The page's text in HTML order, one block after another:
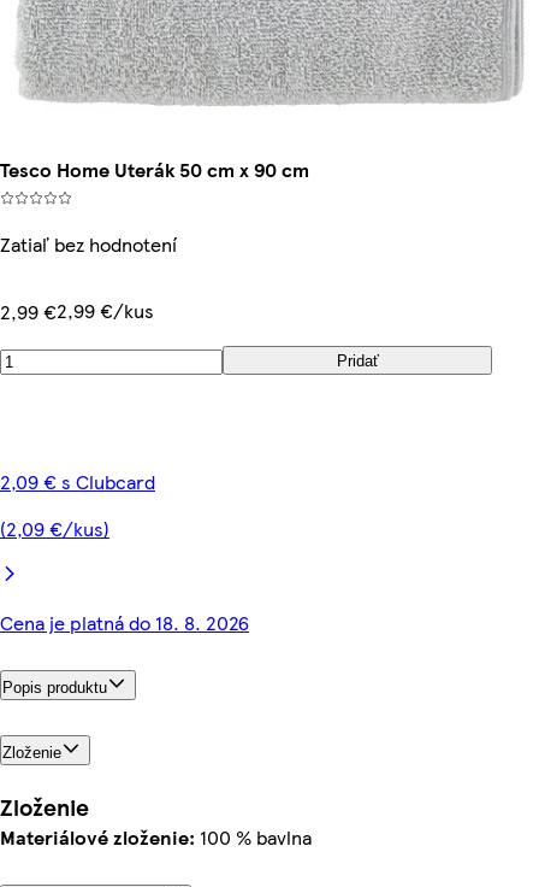
Tesco Home Uterák 50 cm x 90 cm
Zatiaľ bez hodnotení
2,99 €2,99 €/kus
Pridať
2,09 € s Clubcard
(2,09 €/kus)
Cena je platná do 18. 8. 2026
Popis produktu
Zloženie
Zloženie
Materiálové zloženie: 100 % bavlna